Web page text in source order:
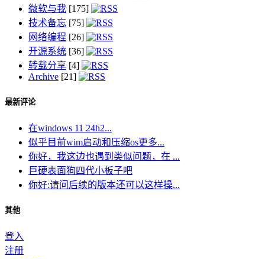
微软与我 [175]
技术备忘 [75]
网络编程 [26]
开源系统 [36]
转载分享 [4]
Archive [21]
最新评论
在windows 11 24h2...
似乎目前wim启动和压缩os更多...
你好，我这边也遇到类似问题，在 ...
巨硬表面狗四代小板子吧
你好:请问后续的版本还可以这样操...
其他
登入
注册